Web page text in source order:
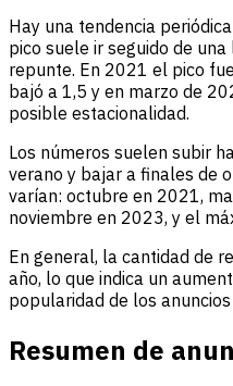
Hay una tendencia
pico suele ir seguido de
repunte. En 2021 el pico
bajó a 1,5 y en marzo de
posible estacionalidad.
Los números suelen subir
verano y bajar a finales de
varían: octubre en 2021,
noviembre en 2023, y el
En general, la cantidad de
año, lo que indica un
popularidad de los
Resumen de